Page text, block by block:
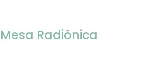
Mesa Radiônica